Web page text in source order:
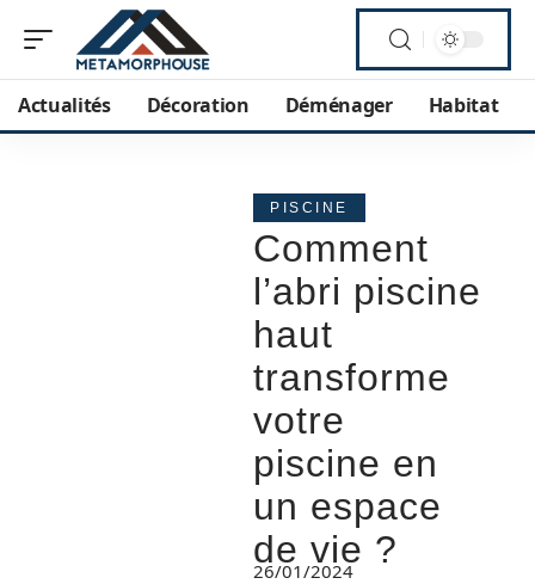
Actualités Décoration Déménager Habitat
PISCINE
Comment
l’abri piscine
haut
transforme
votre
piscine en
un espace
de vie ?
26/01/2024